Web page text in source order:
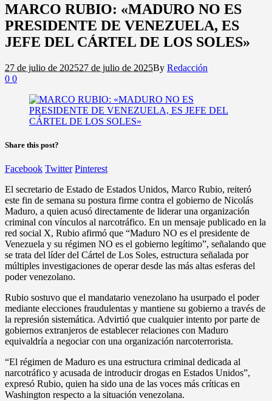
MARCO RUBIO: «MADURO NO ES
PRESIDENTE DE VENEZUELA, ES
JEFE DEL CÁRTEL DE LOS SOLES»
27 de julio de 202527 de julio de 2025By Redacción
0 0
Share this post?
Facebook Twitter Pinterest
El secretario de Estado de Estados Unidos, Marco Rubio, reiteró
este fin de semana su postura firme contra el gobierno de Nicolás
Maduro, a quien acusó directamente de liderar una organización
criminal con vínculos al narcotráfico. En un mensaje publicado en la
red social X, Rubio afirmó que “Maduro NO es el presidente de
Venezuela y su régimen NO es el gobierno legítimo”, señalando que
se trata del líder del Cártel de Los Soles, estructura señalada por
múltiples investigaciones de operar desde las más altas esferas del
poder venezolano.
Rubio sostuvo que el mandatario venezolano ha usurpado el poder
mediante elecciones fraudulentas y mantiene su gobierno a través de
la represión sistemática. Advirtió que cualquier intento por parte de
gobiernos extranjeros de establecer relaciones con Maduro
equivaldría a negociar con una organización narcoterrorista.
“El régimen de Maduro es una estructura criminal dedicada al
narcotráfico y acusada de introducir drogas en Estados Unidos”,
expresó Rubio, quien ha sido una de las voces más críticas en
Washington respecto a la situación venezolana.